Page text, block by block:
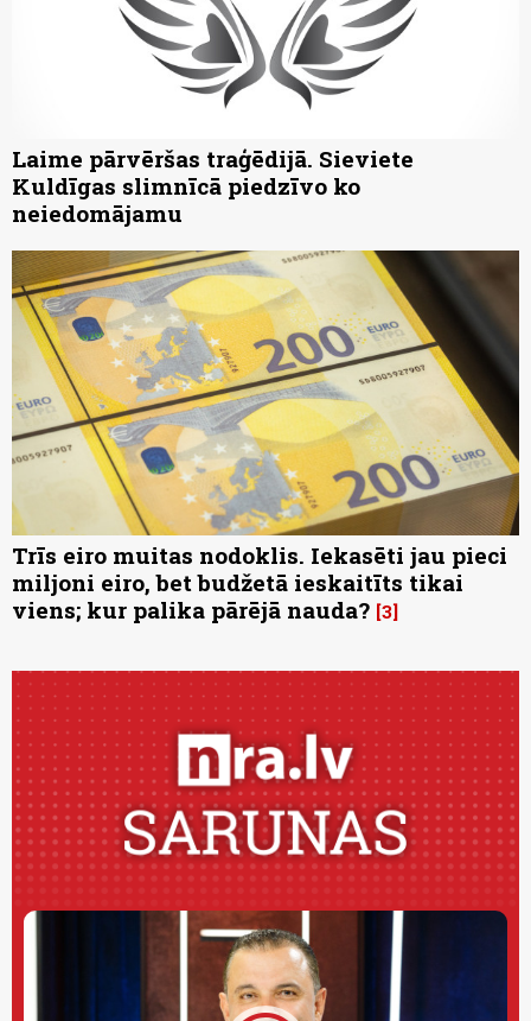
Laime pārvēršas traģēdijā. Sieviete
Kuldīgas slimnīcā piedzīvo ko
neiedomājamu
Trīs eiro muitas nodoklis. Iekasēti jau pieci
miljoni eiro, bet budžetā ieskaitīts tikai
viens; kur palika pārējā nauda? 3